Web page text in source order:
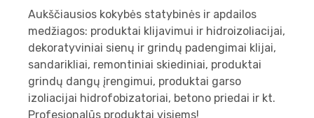
Aukščiausios kokybės statybinės ir apdailos
medžiagos: produktai klijavimui ir hidroizoliacijai,
dekoratyviniai sienų ir grindų padengimai klijai,
sandarikliai, remontiniai skiediniai, produktai
grindų dangų įrengimui, produktai garso
izoliacijai hidrofobizatoriai, betono priedai ir kt.
Profesionalūs produktai visiems!